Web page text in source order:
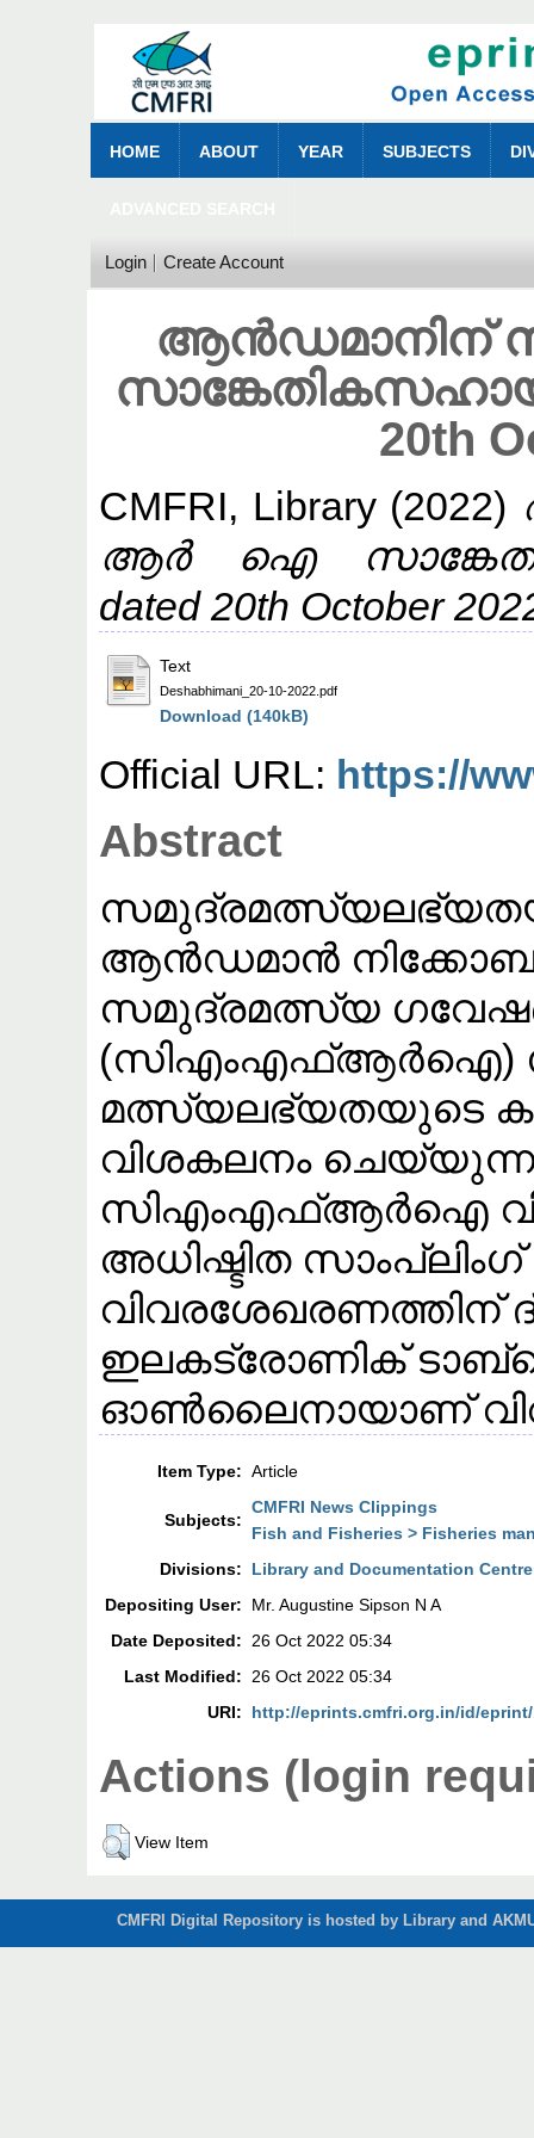
HOME ABOUT YEAR SUBJECTS
Login Create Account
ആൻഡമാനിന്
20th
CMFRI, Library(2022)
ആർ ഐ
dated 20th October
Text
Deshabhimani_20-10-2022.pdf
Download (140kB)
Official URL: https://
Abstract
ആൻഡമാൻ
സമുദ്രമത്സ്യ
(സിഎംഎഫ്ആർഐ)
മത്സ്യലഭ്യതയുടെ
വിശകലനം
സിഎംഎഫ്ആർഐ
അധിഷ്ടിത
വിവരശേഖരണത്തിന്
ഇലകട്രോണിക്
ഓൺലൈനായാണ്
Item Type: Article
Subjects:
CMFRI News Clippings
Fish and Fisheries > Fisheries
Divisions:
Library and Documentation Centre
Depositing User:
Mr. Augustine Sipson N A
Date Deposited:
26 Oct 2022 05:34
Last Modified:
26 Oct 2022 05:34
URI:
http://eprints.cmfri.org.in/id/eprint/
Actions (login
View Item
CMFRI Digital Repository is hosted by Library and